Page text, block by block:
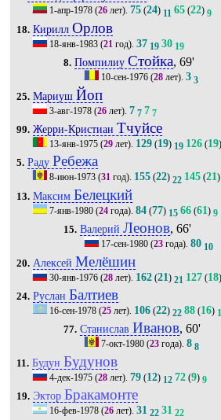
1-апр-1978(26лет). 75(24) 11 65(22) 9
18. Кирилл Орлов
18-янв-1983(21 год). 37 19 30 19
8. Помпилиу Стойка, 69'
10-сен-1976 (28 лет).3 3
25. Мариуш Йоп
3-авг-1978(26лет). 7 7 7 7
99. Жерри-Кристиан Тчуйсе
13-янв-1975(29лет). 129(19) 19 126(19)
5. Раду Ребежа
8-июн-1973(31год). 155(22) 22 145(21)
13. Максим Белецкий
7-янв-1980(24года). 84(77) 15 66(61) 9
15. Валерий Леонов, 66'
17-сен-1980 (23 года).80 10
20. Алексей Мелёшин
30-янв-1976(28лет). 162(21) 21 127(18)
24. Руслан Балтиев
16-сен-1978(25лет). 106(22) 22 88(16)
77. Станислав Иванов, 60'
7-окт-1980 (23 года).8 8
11. Будун Будунов
4-дек-1975(28лет). 79(12) 12 72(9) 9
19. Эктор Бракамонте
16-фев-1978(26лет). 31 22 31 22